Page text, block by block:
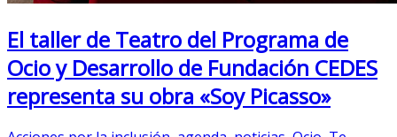
El taller de Teatro del Programa de
Ocio y Desarrollo de Fundación CEDES
representa su obra «Soy Picasso»